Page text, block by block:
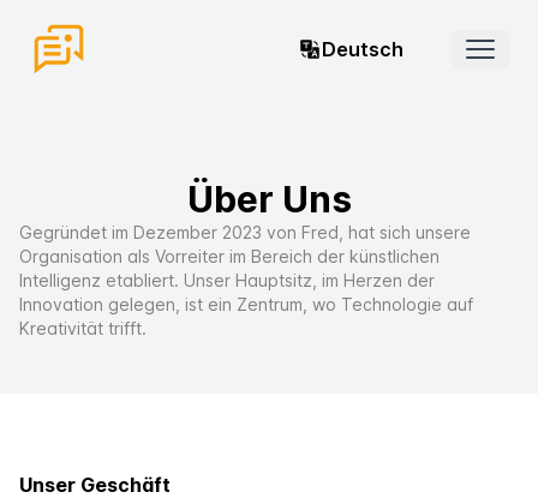
Deutsch
Open
Über Uns
Gegründet im Dezember 2023 von Fred, hat sich unsere
Organisation als Vorreiter im Bereich der künstlichen
Intelligenz etabliert. Unser Hauptsitz, im Herzen der
Innovation gelegen, ist ein Zentrum, wo Technologie auf
Kreativität trifft.
Unser Geschäft